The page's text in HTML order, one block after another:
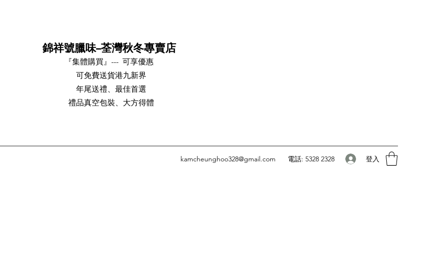
錦祥號臘味--荃灣秋冬專賣店
『集體購買』--- 可享優惠
可免費送貨港九新界
年尾送禮、最佳首選
禮品真空包裝、大方得體
kamcheunghoo328@gmail.com 電話: 5328 2328 登入